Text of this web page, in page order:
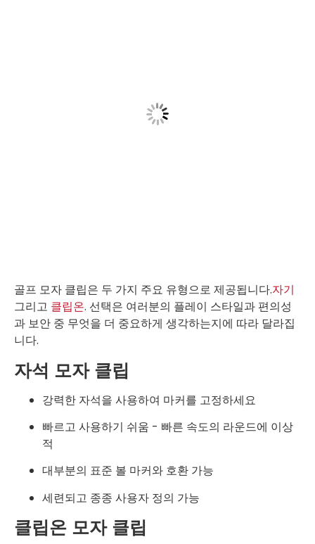
골프 모자 클립은 두 가지 주요 유형으로 제공됩니다.자기
그리고 클립온. 선택은 여러분의 플레이 스타일과 편의성
과 보안 중 무엇을 더 중요하게 생각하는지에 따라 달라집
니다.
자석 모자 클립
강력한 자석을 사용하여 마커를 고정하세요
빠르고 사용하기 쉬움 - 빠른 속도의 라운드에 이상
적
대부분의 표준 볼 마커와 호환 가능
세련되고 종종 사용자 정의 가능
클립온 모자 클립